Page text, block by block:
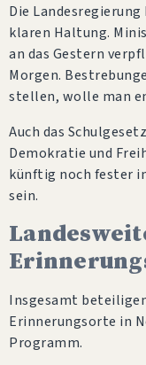
Die
klaren Haltung.
an das Gestern
Morgen.
stellen, wolle man
Auch das
Demokratie und
künftig noch fester
sein.
Insgesamt
Erinnerungsorte in
Programm.